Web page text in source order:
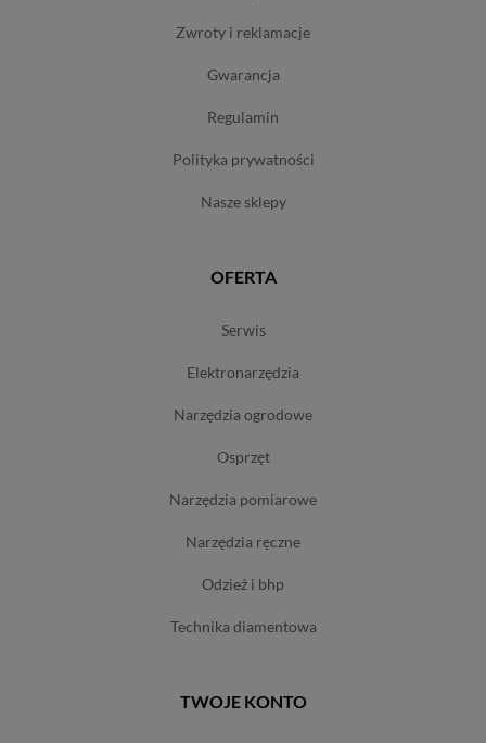
zwroty i reklamacje
gwarancja
regulamin
polityka prywatności
nasze sklepy
OFERTA
serwis
elektronarzędzia
narzędzia ogrodowe
osprzęt
narzędzia pomiarowe
narzędzia ręczne
odzież i bhp
technika diamentowa
TWOJE KONTO